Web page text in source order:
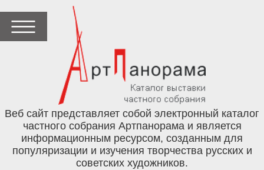
Веб сайт представляет собой электронный каталог
частного собрания Артпанорама и является
информационным ресурсом, созданным для
популяризации и изучения творчества русских и
советских художников.